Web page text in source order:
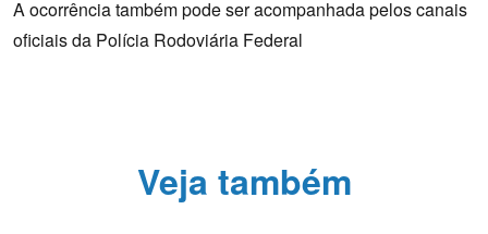
A ocorrência também pode ser acompanhada pelos canais
oficiais da Polícia Rodoviária Federal
Veja também